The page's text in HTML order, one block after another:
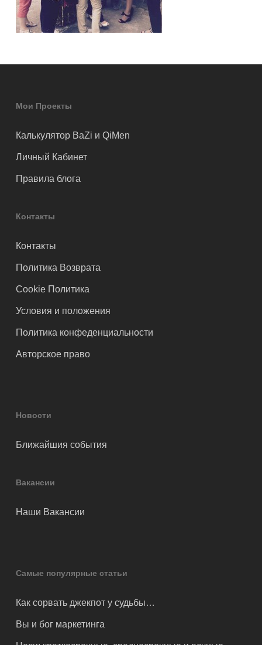
Мои Проекты
Калькулятор BaZi и QiMen
Личный Кабинет
Правила блога
Контакты
Контакты
Политика Возврата
Cookie Политика
Условия и положения
Политика конфеденциальности
Авторское право
Новости
Ближайшия события
Вакансии
Наши Вакансии
Самые популярные статьи
Как сорвать джекпот у судьбы…
Вы и бог маркетинга